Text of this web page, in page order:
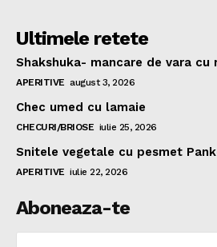
Ultimele retete
Shakshuka- mancare de vara cu
APERITIVE august 3, 2026
Chec umed cu lamaie
CHECURI/BRIOSE iulie 25, 2026
Snitele vegetale cu pesmet
APERITIVE iulie 22, 2026
Aboneaza-te